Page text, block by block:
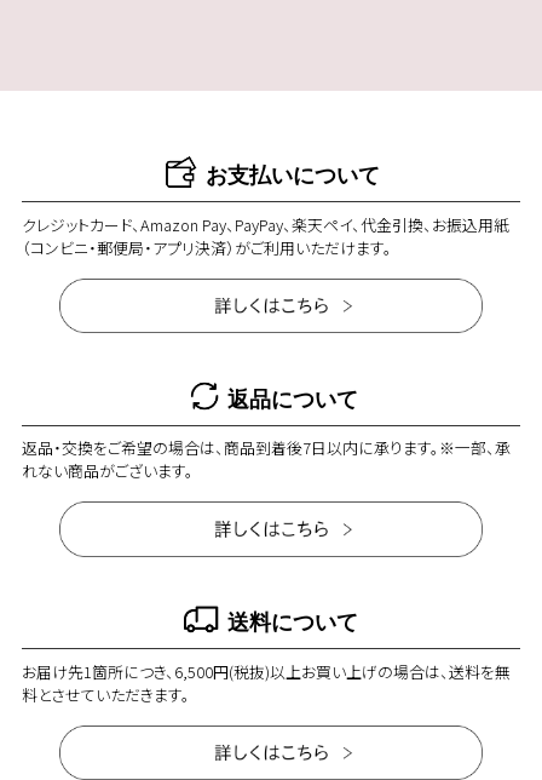
お支払いについて
クレジットカード、Amazon Pay、PayPay、楽天ペイ、代金引換、お振込用紙
（コンビニ・郵便局・アプリ決済）がご利用いただけます。
返品について
返品・交換をご希望の場合は、商品到着後7日以内に承ります。※一部、承
れない商品がございます。
送料について
お届け先1箇所につき、6,500円(税抜)以上お買い上げの場合は、送料を無
料とさせていただきます。